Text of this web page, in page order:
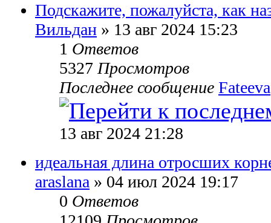
Подскажите, пожалуйста, как
Вильдан » 13 авг 2024 15:23
1 Ответов
5327Просмотров
Последнее сообщение Fateeva
13 авг 2024 21:28
идеальная длина отросших
araslana » 04 июл 2024 19:17
0 Ответов